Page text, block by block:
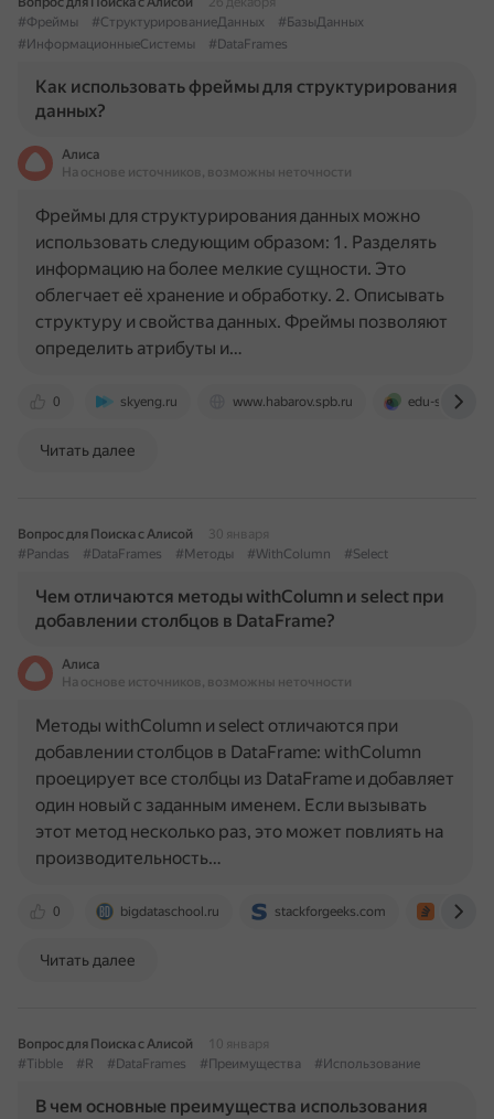
#Фреймы
#СтруктурированиеДанных
#БазыДанных
#ИнформационныеСистемы
#DataFrames
Как использовать фреймы для структурирования
данных?
Алиса
На основе источников, возможны неточности
0 skyeng.ru www.habarov.spb.ru edu-sigma.ru
Фреймы для структурирования данных можно
использовать следующим образом: 1. Разделять
информацию на более мелкие сущности. Это
облегчает её хранение и обработку. 2. Описывать
структуру и свойства данных. Фреймы позволяют
определить атрибуты и…
Читать далее
Вопрос для Поиска с Алисой
30 января
#Pandas
#DataFrames #Методы #WithColumn #Select
Чем отличаются методы withColumn и select при
добавлении столбцов в DataFrame?
Алиса
На основе источников, возможны неточности
0 bigdataschool.ru stackforgeeks.com
Методы withColumn и select отличаются при
добавлении столбцов в DataFrame: withColumn
проецирует все столбцы из DataFrame и добавляет
один новый с заданным именем. Если вызывать
этот метод несколько раз, это может повлиять на
производительность…
Читать далее
Вопрос для Поиска с Алисой
10 января
#Tibble
#R #DataFrames #Преимущества #Использование
В чем основные преимущества использования